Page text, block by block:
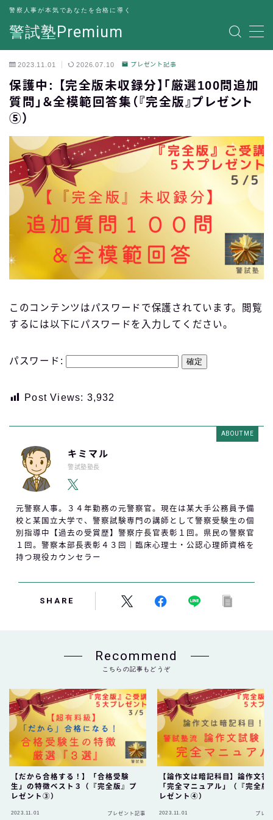
警試塾Premium
警察人事が本気であなたを合格に導く
MENU
お問い合わせフォーム
2023.11.01 2026.07.10 プレゼント記事
保護中: 【完全版未収録分】「厳選100問追加
質問」＆全模範回答集（『完全版』プレゼント
⑤）
このコンテンツはパスワードで保護されています。閲覧
するには以下にパスワードを入力してください。
パスワード:
Post Views: 3,932
ABOUT ME
キミマル
警試塾塾長
元警察人事。３４年勤務の元警察官。現在は某大手公務員予備
校と某国立大学で、警察試験専門の講師として警察受験生の個
別指導中【過去の受賞歴】警察庁長官表彰１回。県民の警察官
１回。警察本部長表彰４３回｜臨床心理士・公認心理師資格を
持つ現役カウンセラー
SHARE
Recommend
こちらの記事もどうぞ
【だから合格する！】「合格受験
生」の特徴ベスト３（『完全版』プ
レゼント③）
2023.11.01 プレゼント記事
【論作文は暗記科目】論作文答
「完全マニュアル」（『完全版
レゼント④）
2023.11.01 プレゼ